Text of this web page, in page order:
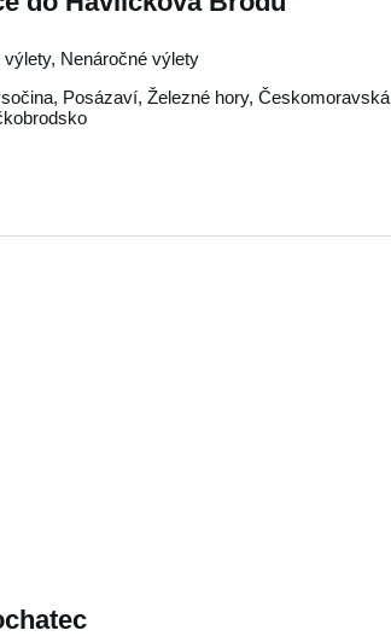
Nenáročné výlety
, Posázaví,Železné hory,Českomoravská